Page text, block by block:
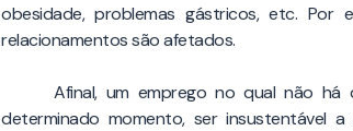
obesidade, problemas gástricos, etc.
relacionamentos são afetados.
Afinal, um emprego no qual não
determinado momento, ser insustentável